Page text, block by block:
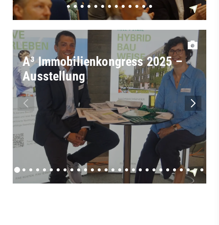
A³ Immobilienkongress 2025 –
Ausstellung